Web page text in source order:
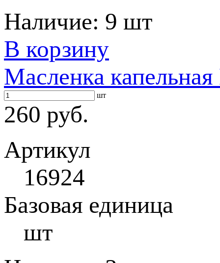
Наличие: 9 шт
В корзину
Масленка
шт
260 руб.
Артикул
16924
Базовая единица
шт